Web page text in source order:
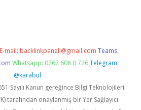
E-mail: backlinkpaneli@gmail.com Teams:
Whatsapp: 0262 606 0 726 Telegram:
@karabul
Sayılı Kanun gereğince Bilgi Teknolojileri
tarafından onaylanmış bir Yer Sağlayıcı